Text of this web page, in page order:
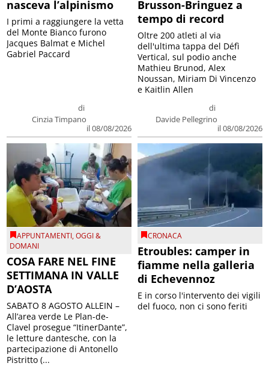
nasceva l’alpinismo
di
Cinzia Timpano
il 08/08/2026
I primi a raggiungere la vetta
del Monte Bianco furono
Jacques Balmat e Michel
Gabriel Paccard
Brusson-Bringuez a
tempo di record
di
Davide Pellegrino
il 08/08/2026
Oltre 200 atleti al via
dell'ultima tappa del Défì
Vertical, sul podio anche
Mathieu Brunod, Alex
Noussan, Miriam Di Vincenzo
e Kaitlin Allen
APPUNTAMENTI,OGGI &
DOMANI
COSA FARE NEL FINE
SETTIMANA IN VALLE
D’AOSTA
SABATO 8 AGOSTO ALLEIN –
All’area verde Le Plan-de-
Clavel prosegue “ItinerDante”,
le letture dantesche, con la
partecipazione di Antonello
Pistritto (...
CRONACA
Etroubles: camper in
fiamme nella galleria
di Echevennoz
E in corso l'intervento dei vigili
del fuoco, non ci sono feriti